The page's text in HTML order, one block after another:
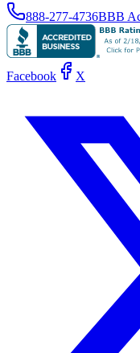
888-277-4736BBB
Facebook X